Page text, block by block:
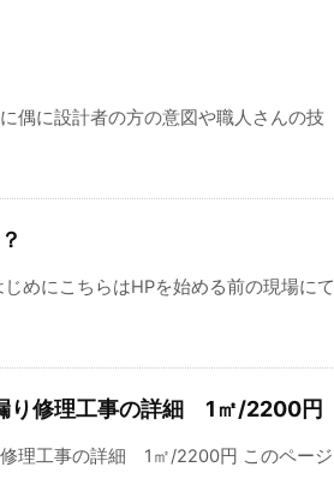
偶に設計者の方の意図や職人さんの技
めにこちらはHPを始める前の現場にて
り修理工事の詳細 1㎡/2200円
理工事の詳細 1㎡/2200円 このページ